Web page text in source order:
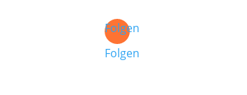
Folgen
Folgen